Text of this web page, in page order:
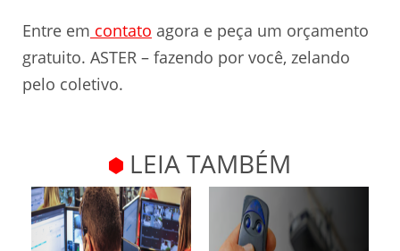
Entre em contato agora e peça um orçamento
gratuito. ASTER – fazendo por você, zelando
pelo coletivo.
LEIA TAMBÉM